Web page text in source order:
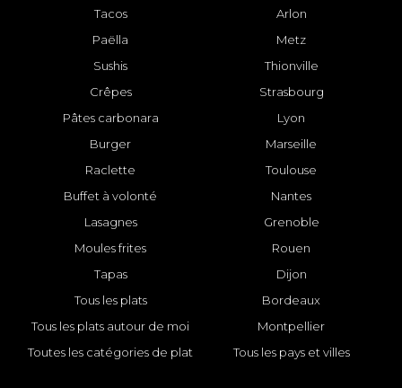
Tacos
Paëlla
Sushis
Crêpes
Pâtes carbonara
Burger
Raclette
Buffet à volonté
Lasagnes
Moules frites
Tapas
Tous les plats
Tous les plats autour de moi
Toutes les catégories de plat
Arlon
Metz
Thionville
Strasbourg
Lyon
Marseille
Toulouse
Nantes
Grenoble
Rouen
Dijon
Bordeaux
Montpellier
Tous les pays et villes